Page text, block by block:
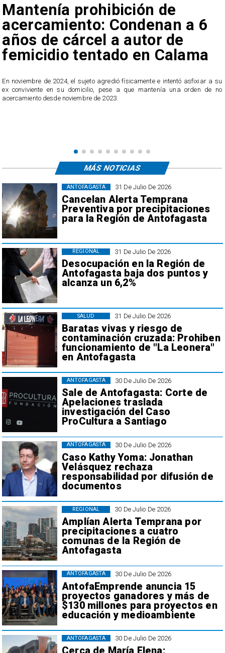
Mantenía prohibición de
acercamiento: Condenan a 6
años de cárcel a autor de
femicidio tentado en Calama
En noviembre de 2024, el sujeto agredió físicamente e intentó asfixiar a su
ex conviviente en su domicilio, pese a que mantenía una orden de no
acercamiento desde noviembre de 2023.
31 De Julio De 2026
Cancelan Alerta Temprana
Preventiva por precipitaciones
para la Región de Antofagasta
ANTOFAGASTA
31 De Julio De 2026
Desocupación en la Región de
Antofagasta baja dos puntos y
alcanza un 6,2%
REGIONAL
31 De Julio De 2026
Baratas vivas y riesgo de
contaminación cruzada: Prohiben
funcionamiento de "La Leonera"
en Antofagasta
SALUD
30 De Julio De 2026
Sale de Antofagasta: Corte de
Apelaciones traslada
investigación del Caso
ProCultura a Santiago
ANTOFAGASTA
30 De Julio De 2026
Caso Kathy Yoma: Jonathan
Velásquez rechaza
responsabilidad por difusión de
documentos
ANTOFAGASTA
30 De Julio De 2026
Amplían Alerta Temprana por
precipitaciones a cuatro
comunas de la Región de
Antofagasta
REGIONAL
30 De Julio De 2026
AntofaEmprende anuncia 15
proyectos ganadores y más de
$130 millones para proyectos en
educación y medioambiente
ANTOFAGASTA
30 De Julio De 2026
ANTOFAGASTA
MÁS NOTICIAS